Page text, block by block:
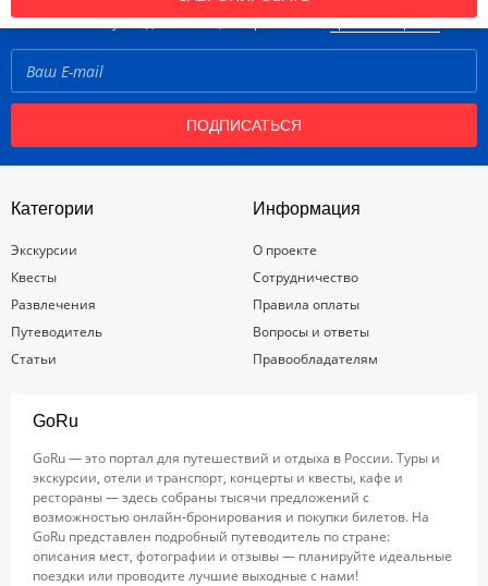
Нажимая кнопку «Подписаться», вы принимаетеправила портала
ПОДПИСАТЬСЯ
Категории
Экскурсии
Квесты
Развлечения
Путеводитель
Статьи
Информация
О проекте
Сотрудничество
Правила оплаты
Вопросы и ответы
Правообладателям
GoRu
GoRu — это портал для путешествий и отдыха в России. Туры и
экскурсии, отели и транспорт, концерты и квесты, кафе и
рестораны — здесь собраны тысячи предложений с
возможностью онлайн-бронирования и покупки билетов. На
GoRu представлен подробный путеводитель по стране:
описания мест, фотографии и отзывы — планируйте идеальные
поездки или проводите лучшие выходные с нами!